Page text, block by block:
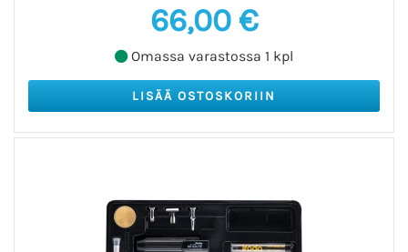
66,00 €
Omassa varastossa 1 kpl